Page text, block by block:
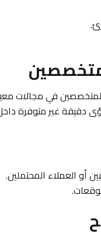
في مجالات
دقيقة غير متوفرة
أو العملاء المحتملين.